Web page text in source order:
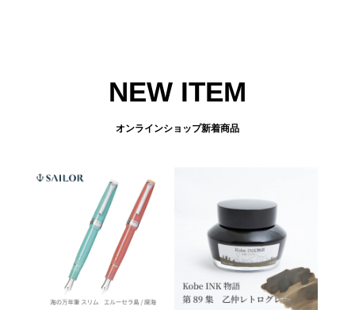
NEW ITEM
オンラインショップ新着商品